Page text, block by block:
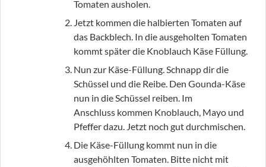
Tomaten ausholen.
Jetzt kommen die halbierten Tomaten auf
das Backblech. In die ausgeholten Tomaten
kommt später die Knoblauch Käse Füllung.
Nun zur Käse-Füllung. Schnapp dir die
Schüssel und die Reibe. Den Gounda-Käse
nun in die Schüssel reiben. Im
Anschluss kommen Knoblauch, Mayo und
Pfeffer dazu. Jetzt noch gut durchmischen.
Die Käse-Füllung kommt nun in die
ausgehöhlten Tomaten. Bitte nicht mit